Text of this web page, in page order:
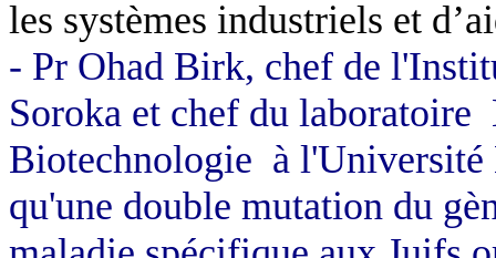
les systèmes industriels et
- Pr Ohad Birk, chef de
Soroka et chef du laboratoire
Biotechnologie à l'Université
qu'une double mutation du